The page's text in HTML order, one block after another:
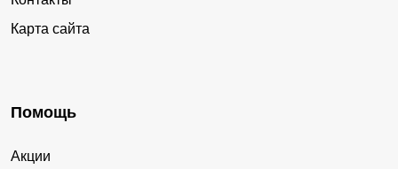
Карта сайта
Помощь
Акции